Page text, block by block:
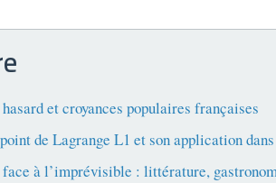
et croyances populaires françaises
de Lagrange L1 et son application
à l’imprévisible : littérature,